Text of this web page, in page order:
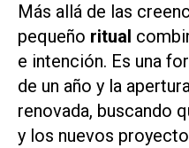
Más allá de las
pequeño ritual
e intención. Es una
de un año y la
renovada, buscando
y los nuevos